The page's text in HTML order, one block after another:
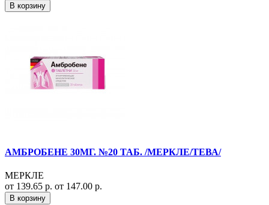
В корзину
АМБРОБЕНЕ 30МГ. №20 ТАБ. /МЕРКЛЕ/ТЕВА/
МЕРКЛЕ
от 139.65 р. от 147.00 р.
В корзину